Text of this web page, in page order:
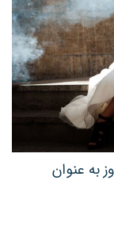
به عنوان